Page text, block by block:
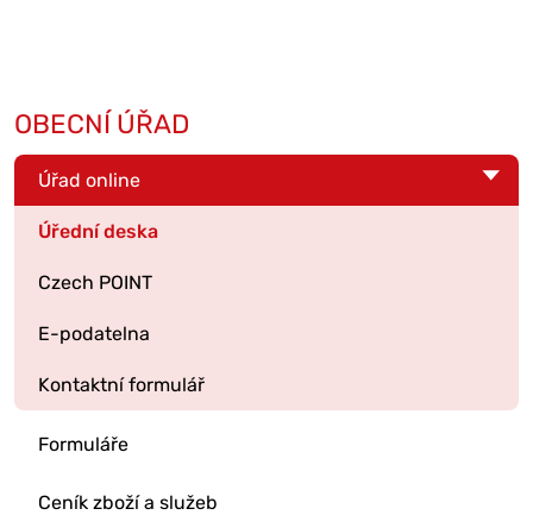
OBECNÍ ÚŘAD
Úřad online
Úřední deska
Czech POINT
E-podatelna
Kontaktní formulář
Formuláře
Ceník zboží a služeb